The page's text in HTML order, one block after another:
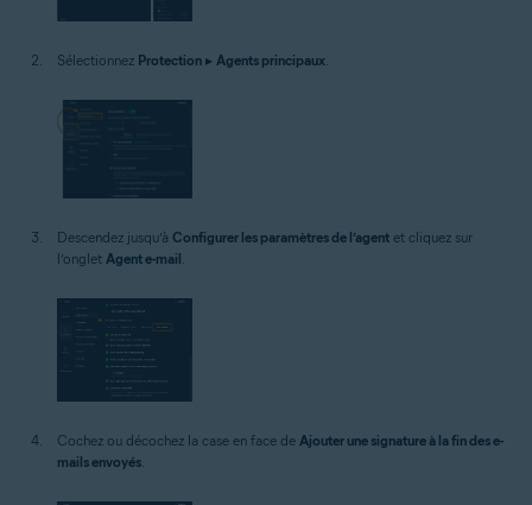
Sélectionnez Protection ▸ Agents principaux.
Descendez jusqu’à Configurer les paramètres de l’agent et cliquez sur
l’onglet Agent e-mail.
Cochez ou décochez la case en face de Ajouter une signature à la fin des e-
mails envoyés.